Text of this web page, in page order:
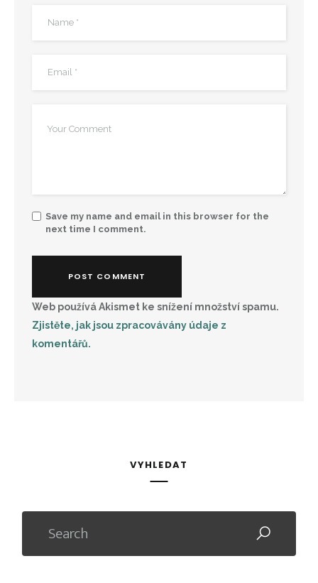
Save my name and email in this browser for the
next time I comment.
Web používá Akismet ke snížení množství spamu.
Zjistěte, jak jsou zpracovávány údaje z
komentářů.
VYHLEDAT